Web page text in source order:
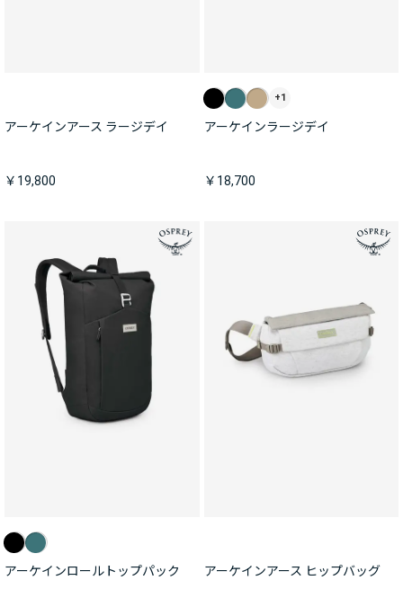
アーケインアース ラージデイ
￥19,800
+1
アーケインラージデイ
￥18,700
アーケインロールトップパック アーケインアース ヒップバッグ